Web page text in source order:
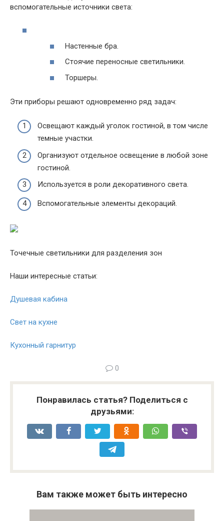
вспомогательные источники света:
Настенные бра.
Стоячие переносные светильники.
Торшеры.
Эти приборы решают одновременно ряд задач:
Освещают каждый уголок гостиной, в том числе
темные участки.
Организуют отдельное освещение в любой зоне
гостиной.
Используется в роли декоративного света.
Вспомогательные элементы декораций.
Точечные светильники для разделения зон
Наши интересные статьи:
Душевая кабина
Свет на кухне
Кухонный гарнитур
0
Понравилась статья? Поделиться с
друзьями:
Вам также может быть интересно